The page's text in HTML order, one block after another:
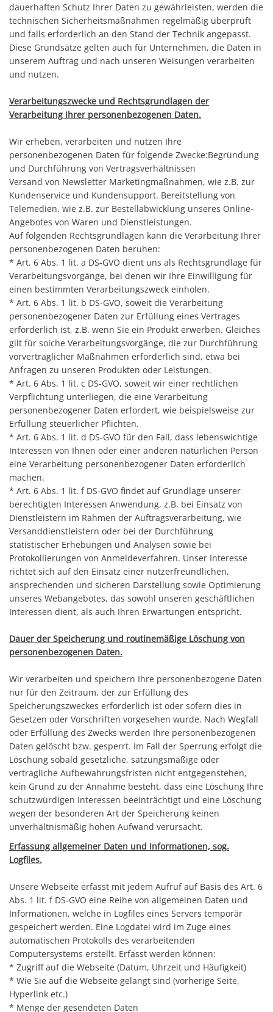
dauerhaften Schutz Ihrer Daten zu gewährleisten, werden die
technischen Sicherheitsmaßnahmen regelmäßig überprüft
und falls erforderlich an den Stand der Technik angepasst.
Diese Grundsätze gelten auch für Unternehmen, die Daten in
unserem Auftrag und nach unseren Weisungen verarbeiten
und nutzen.
Verarbeitungszwecke und Rechtsgrundlagen der
Verarbeitung Ihrer personenbezogenen Daten.
Wir erheben, verarbeiten und nutzen Ihre
personenbezogenen Daten für folgende Zwecke:Begründung
und Durchführung von Vertragsverhältnissen
Versand von Newsletter Marketingmaßnahmen, wie z.B. zur
Kundenservice und Kundensupport. Bereitstellung von
Telemedien, wie z.B. zur Bestellabwicklung unseres Online-
Angebotes von Waren und Dienstleistungen.
Auf folgenden Rechtsgrundlagen kann die Verarbeitung Ihrer
personenbezogenen Daten beruhen:
* Art. 6 Abs. 1 lit. a DS-GVO dient uns als Rechtsgrundlage für
Verarbeitungsvorgänge, bei denen wir Ihre Einwilligung für
einen bestimmten Verarbeitungszweck einholen.
* Art. 6 Abs. 1 lit. b DS-GVO, soweit die Verarbeitung
personenbezogener Daten zur Erfüllung eines Vertrages
erforderlich ist, z.B. wenn Sie ein Produkt erwerben. Gleiches
gilt für solche Verarbeitungsvorgänge, die zur Durchführung
vorvertraglicher Maßnahmen erforderlich sind, etwa bei
Anfragen zu unseren Produkten oder Leistungen.
* Art. 6 Abs. 1 lit. c DS-GVO, soweit wir einer rechtlichen
Verpflichtung unterliegen, die eine Verarbeitung
personenbezogener Daten erfordert, wie beispielsweise zur
Erfüllung steuerlicher Pflichten.
* Art. 6 Abs. 1 lit. d DS-GVO für den Fall, dass lebenswichtige
Interessen von Ihnen oder einer anderen natürlichen Person
eine Verarbeitung personenbezogener Daten erforderlich
machen.
* Art. 6 Abs. 1 lit. f DS-GVO findet auf Grundlage unserer
berechtigten Interessen Anwendung, z.B. bei Einsatz von
Dienstleistern im Rahmen der Auftragsverarbeitung, wie
Versanddienstleistern oder bei der Durchführung
statistischer Erhebungen und Analysen sowie bei
Protokollierungen von Anmeldeverfahren. Unser Interesse
richtet sich auf den Einsatz einer nutzerfreundlichen,
ansprechenden und sicheren Darstellung sowie Optimierung
unseres Webangebotes, das sowohl unseren geschäftlichen
Interessen dient, als auch Ihren Erwartungen entspricht.
Dauer der Speicherung und routinemäßige Löschung von
personenbezogenen Daten.
Wir verarbeiten und speichern Ihre personenbezogene Daten
nur für den Zeitraum, der zur Erfüllung des
Speicherungszweckes erforderlich ist oder sofern dies in
Gesetzen oder Vorschriften vorgesehen wurde. Nach Wegfall
oder Erfüllung des Zwecks werden Ihre personenbezogenen
Daten gelöscht bzw. gesperrt. Im Fall der Sperrung erfolgt die
Löschung sobald gesetzliche, satzungsmäßige oder
vertragliche Aufbewahrungsfristen nicht entgegenstehen,
kein Grund zu der Annahme besteht, dass eine Löschung Ihre
schutzwürdigen Interessen beeinträchtigt und eine Löschung
wegen der besonderen Art der Speicherung keinen
unverhältnismäßig hohen Aufwand verursacht.
Erfassung allgemeiner Daten und Informationen, sog.
Logfiles.
Unsere Webseite erfasst mit jedem Aufruf auf Basis des Art. 6
Abs. 1 lit. f DS-GVO eine Reihe von allgemeinen Daten und
Informationen, welche in Logfiles eines Servers temporär
gespeichert werden. Eine Logdatei wird im Zuge eines
automatischen Protokolls des verarbeitenden
Computersystems erstellt. Erfasst werden können:
* Zugriff auf die Webseite (Datum, Uhrzeit und Häufigkeit)
* Wie Sie auf die Webseite gelangt sind (vorherige Seite,
Hyperlink etc.)
* Menge der gesendeten Daten